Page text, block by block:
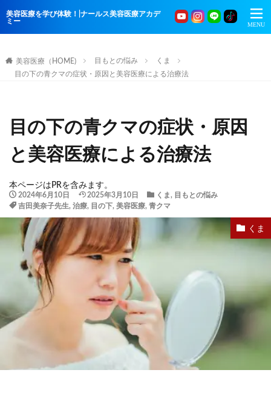
美容医療を学び体験！|ナールス美容医療アカデ
ミー
美容医療（HOME) 目もとの悩み
くま
目の下の青クマの症状・原因と美容医療による治療法
目の下の青クマの症状・原因
と美容医療による治療法
本ページはPRを含みます。
2024年6月10日 2025年3月10日 くま, 目もとの悩み
吉田美奈子先生, 治療, 目の下, 美容医療, 青クマ
くま